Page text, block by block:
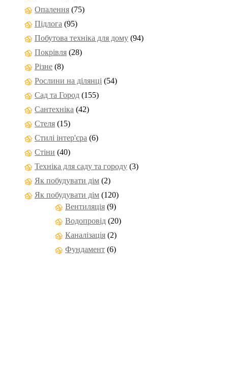
Опалення (75)
Підлога (95)
Побутова техніка для дому (94)
Покрівля (28)
Різне (8)
Рослини на ділянці (54)
Сад та Город (155)
Сантехніка (42)
Стеля (15)
Стилі інтер'єра (6)
Стіни (40)
Техніка для саду та городу (3)
Як побудувати дім (2)
Як побудувати дім (120)
Вентиляція (9)
Водопровід (20)
Каналізація (2)
Фундамент (6)